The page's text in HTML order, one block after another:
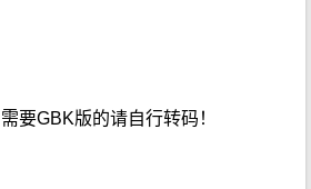
要GBK版的请自行转码！